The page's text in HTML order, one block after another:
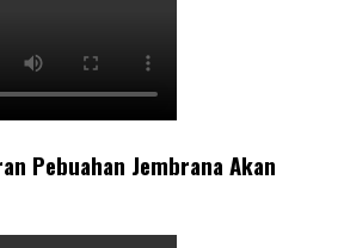
Pebuahan Jembrana Akan